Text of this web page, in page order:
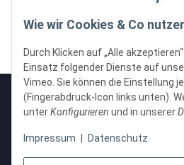
Wie wir Cookies & Co
Durch Klicken auf „Alle
Einsatz folgender Dienste auf
Vimeo. Sie können die Einstellung
(Fingerabdruck-Icon links unten).
unterKonfigurieren und in unserer
Impressum Datenschutz